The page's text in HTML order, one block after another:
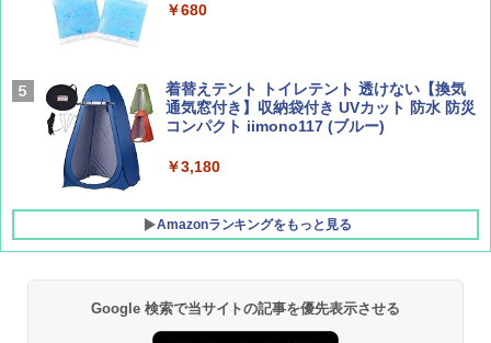
[キャンパーズコレクション 山善] 傘みたいに
広げるだけ パッとサッとテント キューブワ
イドプラス ブラックコーティング フルクロ
テント PATCW-200B エクルベージュ
￥15,990
￥680
着替えテント トイレテント 透けない【換気
通気窓付き】収納袋付き UVカット 防水 防災
コンパクト iimono117 (ブルー)
￥3,180
Amazonランキングをもっと見る
Google 検索で当サイトの記事を優先表示させる